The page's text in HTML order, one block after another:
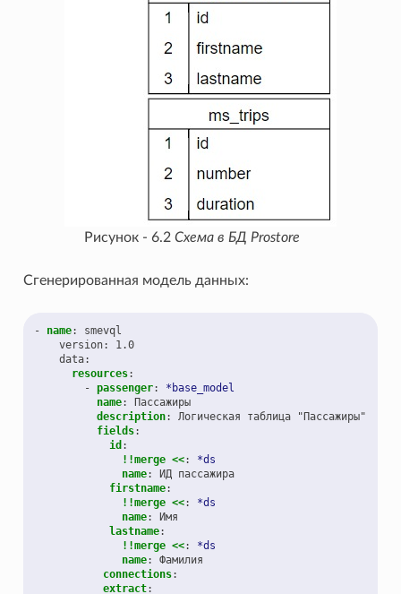
Рисунок - 6.2 Схема в БД Prostore
Сгенерированная модель данных:
- name:
smevql
version:
1.0
data:
resources:
- passenger:
*base_model
name:
Пассажиры
description:
Логическая таблица "Пассажиры"
fields:
id :
!!merge <<:
*ds
name:
ИД пассажира
firstname:
!!merge <<:
*ds
name:
Имя
lastname:
!!merge <<:
*ds
name:
Фамилия
connections:
extract: